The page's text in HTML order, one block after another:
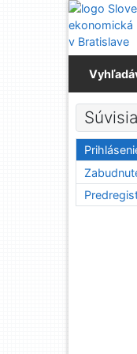
Prejsť
Prejsť